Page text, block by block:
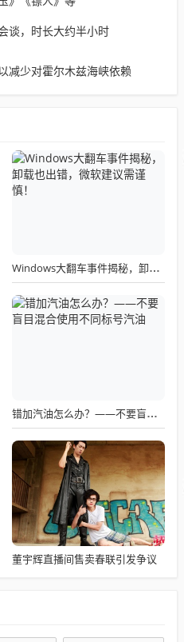
谈，时长大约半小时
减少对霍尔木兹海峡依赖
Windows大翻车事件揭秘，卸载也出错，微软建议需谨慎！
错加汽油怎么办？——不要盲目混合使用不同标号汽油
董宇辉直播间售卖春联引发争议